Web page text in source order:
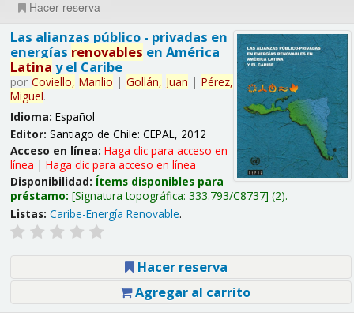
Hacer reserva
Las alianzas público - privadas en
energías renovables en América
Latina y el Caribe
por Coviello, Manlio | Gollán, Juan | Pérez,
Miguel.
Idioma: Español
Editor: Santiago de Chile: CEPAL, 2012
Acceso en línea: Haga clic para acceso en
línea | Haga clic para acceso en línea
Disponibilidad: Ítems disponibles para
préstamo: Signatura topográfica: 333.793/C8737 (2).
Listas: Caribe-Energía Renovable.
Hacer reserva
Agregar al carrito